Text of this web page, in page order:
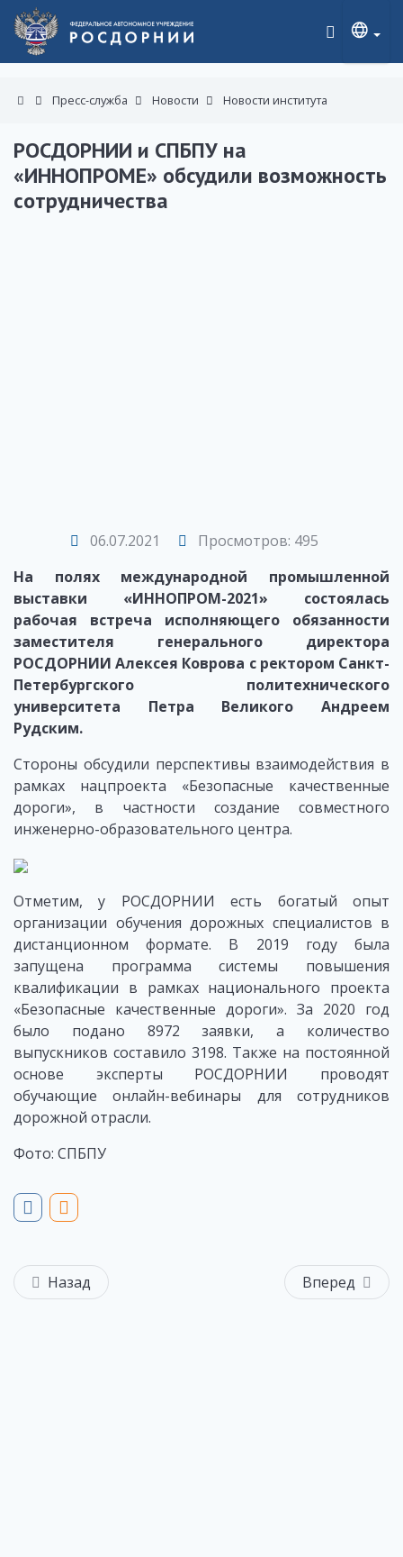
Пресс-служба Новости Новости института
РОСДОРНИИ и СПБПУ на
«ИННОПРОМЕ» обсудили возможность
сотрудничества
06.07.2021
Просмотров: 495
На полях международной промышленной
выставки «ИННОПРОМ-2021» состоялась
рабочая встреча исполняющего обязанности
заместителя генерального директора
РОСДОРНИИ Алексея Коврова с ректором Санкт-
Петербургского политехнического
университета Петра Великого Андреем
Рудским.
Стороны обсудили перспективы взаимодействия в
рамках нацпроекта «Безопасные качественные
дороги», в частности создание совместного
инженерно-образовательного центра.
Отметим, у РОСДОРНИИ есть богатый опыт
организации обучения дорожных специалистов в
дистанционном формате. В 2019 году была
запущена программа системы повышения
квалификации в рамках национального проекта
«Безопасные качественные дороги». За 2020 год
было подано 8972 заявки, а количество
выпускников составило 3198. Также на постоянной
основе эксперты РОСДОРНИИ проводят
обучающие онлайн-вебинары для сотрудников
дорожной отрасли.
Фото: СПБПУ
Назад Вперед